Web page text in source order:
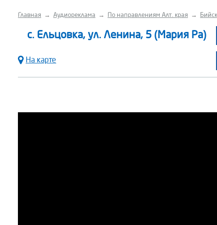
Главная → Аудиореклама → По направлениям Алт. края →
с. Ельцовка, ул. Ленина, 5 (Мария Ра)
На карте